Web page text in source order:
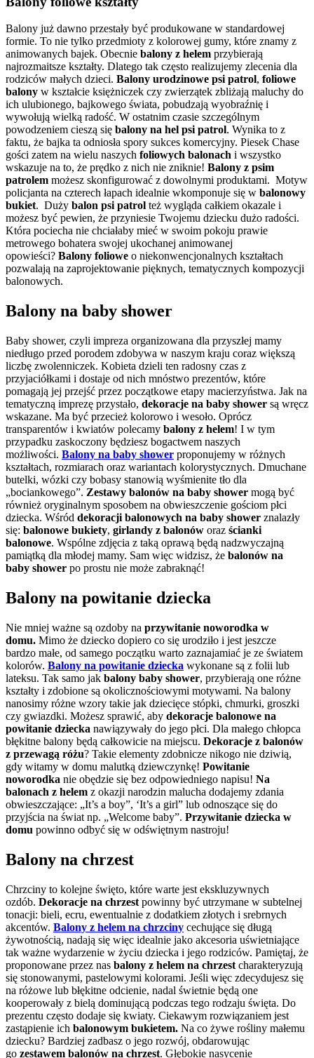
Balony już dawno przestały być produkowane w standardowej
formie. To nie tylko przedmioty z kolorowej gumy, które znamy z
animowanych bajek. Obecnie balony z helem przybierają
najrozmaitsze kształty. Dlatego tak często realizujemy zlecenia dla
rodziców małych dzieci. Balony urodzinowe psi patrol, foliowe
balony w kształcie księżniczek czy zwierzątek zbliżają maluchy do
ich ulubionego, bajkowego świata, pobudzają wyobraźnię i
wywołują wielką radość. W ostatnim czasie szczególnym
powodzeniem cieszą się balony na hel psi patrol. Wynika to z
faktu, że bajka ta odniosła spory sukces komercyjny. Piesek Chase
gości zatem na wielu naszych foliowych balonach i wszystko
wskazuje na to, że prędko z nich nie zniknie! Balony z psim
patrolem możesz skonfigurować z dowolnymi produktami. Motyw
policjanta na czterech łapach idealnie wkomponuje się w balonowy
bukiet. Duży balon psi patrol też wygląda całkiem okazale i
możesz być pewien, że przyniesie Twojemu dziecku dużo radości.
Która pociecha nie chciałaby mieć w swoim pokoju prawie
metrowego bohatera swojej ukochanej animowanej
opowieści? Balony foliowe o niekonwencjonalnych kształtach
pozwalają na zaprojektowanie pięknych, tematycznych kompozycji
balonowych.
Balony na baby shower
Baby shower, czyli impreza organizowana dla przyszłej mamy
niedługo przed porodem zdobywa w naszym kraju coraz większą
liczbę zwolenniczek. Kobieta dzieli ten radosny czas z
przyjaciółkami i dostaje od nich mnóstwo prezentów, które
pomagają jej przejść przez początkowe etapy macierzyństwa. Jak na
tematyczną imprezę przystało, dekoracje na baby shower są wręcz
wskazane. Ma być przecież kolorowo i wesoło. Oprócz
transparentów i kwiatów polecamy balony z helem! I w tym
przypadku zaskoczony będziesz bogactwem naszych
możliwości. Balony na baby shower proponujemy w różnych
kształtach, rozmiarach oraz wariantach kolorystycznych. Dmuchane
butelki, wózki czy bobasy stanowią wyśmienite tło dla
„bociankowego”. Zestawy balonów na baby shower mogą być
również oryginalnym sposobem na obwieszczenie gościom płci
dziecka. Wśród dekoracji balonowych na baby shower znalazły
się: balonowe bukiety, girlandy z balonów oraz ścianki
balonowe. Wspólne zdjęcia z taką oprawą będą nadzwyczajną
pamiątką dla młodej mamy. Sam więc widzisz, że balonów na
baby shower po prostu nie może zabraknąć!
Balony na powitanie dziecka
Nie mniej ważne są ozdoby na przywitanie noworodka w
domu. Mimo że dziecko dopiero co się urodziło i jest jeszcze
bardzo małe, od samego początku warto zaznajamiać je ze światem
kolorów. Balony na powitanie dziecka wykonane są z folii lub
lateksu. Tak samo jak balony baby shower, przybierają one różne
kształty i zdobione są okolicznościowymi motywami. Na balony
nanosimy różne wzory takie jak dziecięce stópki, chmurki, groszki
czy gwiazdki. Możesz sprawić, aby dekoracje balonowe na
powitanie dziecka nawiązywały do jego płci. Dla małego chłopca
błękitne balony będą całkowicie na miejscu. Dekoracje z balonów
z przewagą różu? Takie elementy zdobnicze nikogo nie dziwią,
gdy witamy w domu malutką dziewczynkę! Powitanie
noworodka nie obędzie się bez odpowiedniego napisu! Na
balonach z helem z okazji narodzin malucha dodajemy zdania
obwieszczające: „It’s a boy”, ‘It’s a girl” lub odnoszące się do
przyjścia na świat np. „Welcome baby”. Przywitanie dziecka w
domu powinno odbyć się w odświętnym nastroju!
Balony na chrzest
Chrzciny to kolejne święto, które warte jest ekskluzywnych
ozdób. Dekoracje na chrzest powinny być utrzymane w subtelnej
tonacji: bieli, ecru, ewentualnie z dodatkiem złotych i srebrnych
akcentów. Balony z helem na chrzciny cechujące się długą
żywotnością, nadają się więc idealnie jako akcesoria uświetniające
tak ważne wydarzenie w życiu dziecka i jego rodziców. Pamiętaj, że
proponowane przez nas balony z helem na chrzest charakteryzują
się stonowanymi, pastelowymi kolorami. Jeśli więc zdecydujesz się
na różowe lub błękitne odcienie, nadal świetnie będą one
kooperowały z bielą dominującą podczas tego rodzaju święta. Do
prezentu często dodaje się kwiaty. Ciekawym rozwiązaniem jest
zastąpienie ich balonowym bukietem. Na co żywe rośliny małemu
dziecku? Bardziej zadbasz o jego rozwój, obdarowując
go zestawem balonów na chrzest. Głębokie nasycenie